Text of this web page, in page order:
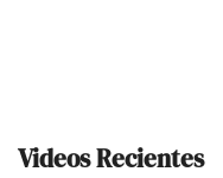
Videos Recientes